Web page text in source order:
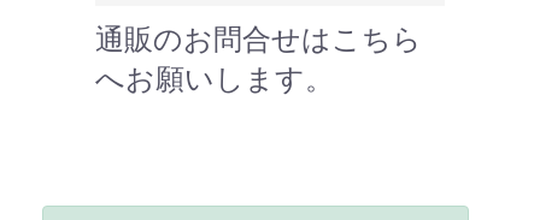
通販のお問合せはこちら
へお願いします。